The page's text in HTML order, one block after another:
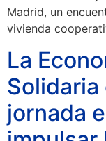
Madrid, un
vivienda
La
Solidaria
jornada